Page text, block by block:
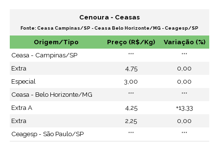
Cenoura - Ceasas
Fonte: Ceasa Campinas/SP - Ceasa Belo Horizonte/MG - Ceagesp/SP
Origem/Tipo Preço (R$/Kg)
Variação (%)
Ceasa - Campinas/SP
***
***
Extra
4,75
0,00
Especial
3,00
0,00
Ceasa - Belo Horizonte/MG
***
***
Extra A
4,25
+13,33
Extra
2,25
0,00
Ceagesp - São Paulo/SP
***
***